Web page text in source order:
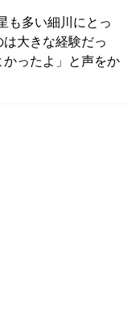
も多い細川にとっ
大きな経験だっ
ったよ」と声をか